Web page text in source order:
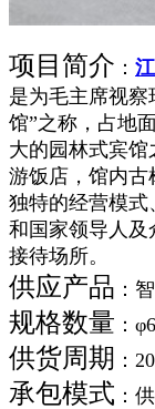
项目简介 ：
是为毛主席视
馆”之称，占地
大的园林式宾
游饭店，馆内古
独特的经营模式
和国家领导人及
接待场所。
供应产品 ：
规格数量 ：
供货周期 ：
承包模式 ：